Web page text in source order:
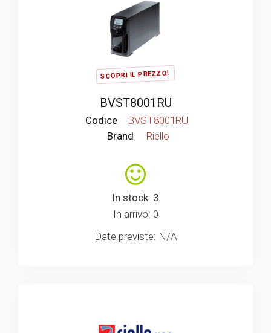
SCOPRI IL PREZZO!
BVST8001RU
Codice
BVST8001RU
Brand
Riello
In stock: 3
In arrivo: 0
Date previste: N/A